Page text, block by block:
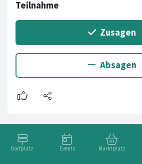
Dorfplatz Events Marktplatz